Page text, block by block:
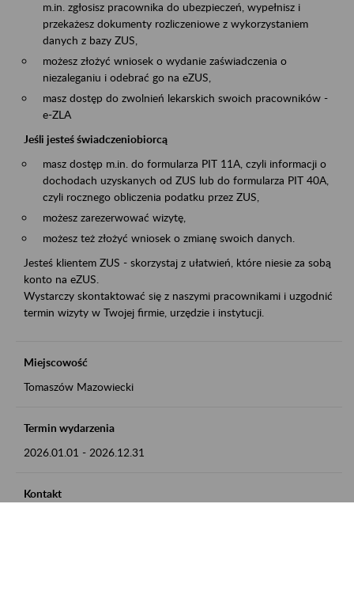
m.in. zgłosisz pracownika do ubezpieczeń, wypełnisz i
przekażesz dokumenty rozliczeniowe z wykorzystaniem
danych z bazy ZUS,
możesz złożyć wniosek o wydanie zaświadczenia o
niezaleganiu i odebrać go na eZUS,
masz dostęp do zwolnień lekarskich swoich pracowników -
e-ZLA
Jeśli jesteś świadczeniobiorcą
masz dostęp m.in. do formularza PIT 11A, czyli informacji o
dochodach uzyskanych od ZUS lub do formularza PIT 40A,
czyli rocznego obliczenia podatku przez ZUS,
możesz zarezerwować wizytę,
możesz też złożyć wniosek o zmianę swoich danych.
Jesteś klientem ZUS - skorzystaj z ułatwień, które niesie za sobą
konto na eZUS.
Wystarczy skontaktować się z naszymi pracownikami i uzgodnić
termin wizyty w Twojej firmie, urzędzie i instytucji.
Miejscowość
Tomaszów Mazowiecki
Termin wydarzenia
2026.01.01 - 2026.12.31
Kontakt